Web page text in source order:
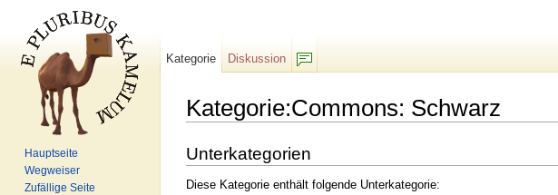
Kategorie:Commons: Schwarz
Unterkategorien
Diese Kategorie enthält folgende Unterkategorie:
Kategorie
Diskussion
Hauptseite
Wegweiser
Zufällige Seite